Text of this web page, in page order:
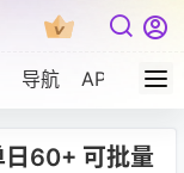
导航 APP下载
日60+ 可批量